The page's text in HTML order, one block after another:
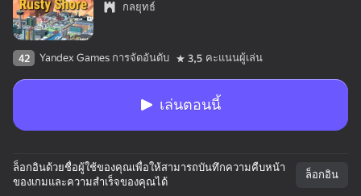
กลยุทธ์
42 Yandex Games การจัดอันดับ 3,5 คะแนนผู้เล่น
เล่นตอนนี้
ล็อกอินด้วยชื่อผู้ใช้ของคุณเพื่อให้สามารถบันทึกความคืบหน้า
ของเกมและความสำเร็จของคุณได้
ล็อกอิน